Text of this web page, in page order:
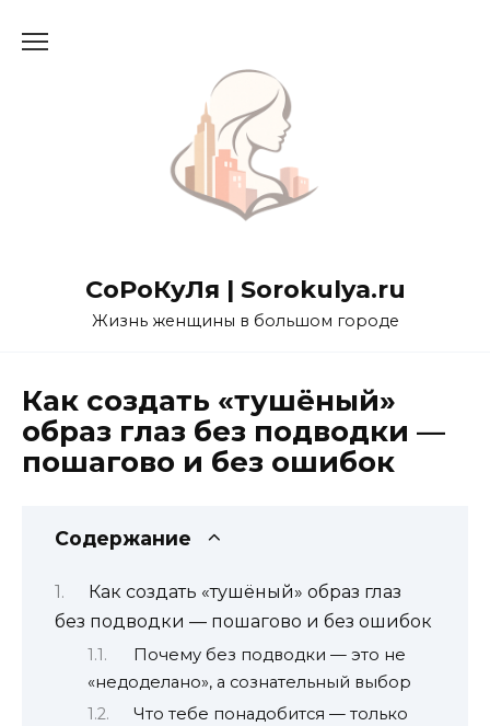
СоРоКуЛя | Sorokulya.ru
Жизнь женщины в большом городе
Как создать «тушёный»
образ глаз без подводки —
пошагово и без ошибок
Содержание
Как создать «тушёный» образ глаз
без подводки — пошагово и без ошибок
Почему без подводки — это не
«недоделано», а сознательный выбор
Что тебе понадобится — только